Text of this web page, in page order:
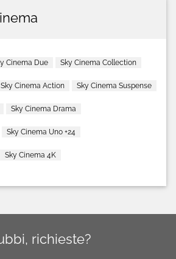
Cinema Due Sky Cinema Collection
Sky Cinema Action Sky Cinema Suspense
Sky Cinema Drama
Sky Cinema Uno +24
Sky Cinema 4K
richieste?